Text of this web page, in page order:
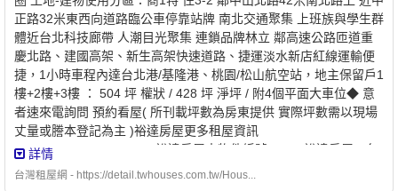
正路32米東西向道路臨公車停靠站牌 南北交通聚集 上班族與學生群
體近台北科技廊帶 人潮目光聚集 連鎖品牌林立 鄰高速公路匝道重
慶北路、建國高架、新生高架快速道路、捷運淡水新店紅線運輸便
捷，1小時車程內達台北港/基隆港、桃園/松山航空站，地主保留戶1
樓+2樓+3樓 ： 504 坪 權狀 / 428 坪 淨坪 / 附4個平面大車位◆ 意
者速來電詢問 預約看屋( 所刊載坪數為房東提供 實際坪數需以現場
丈量或謄本登記為主 )裕達房屋更多租屋資訊
ydhouse.soufun.
.tw (裕達房屋本物件編號:2412)裕達房屋 - 台
北租賃仲介第一品牌 .專業經營28年 . 經驗最久 .業界口碑最佳 裕達
詳情
台灣租屋網 - https://detail.twhouses.com.tw/Hous...